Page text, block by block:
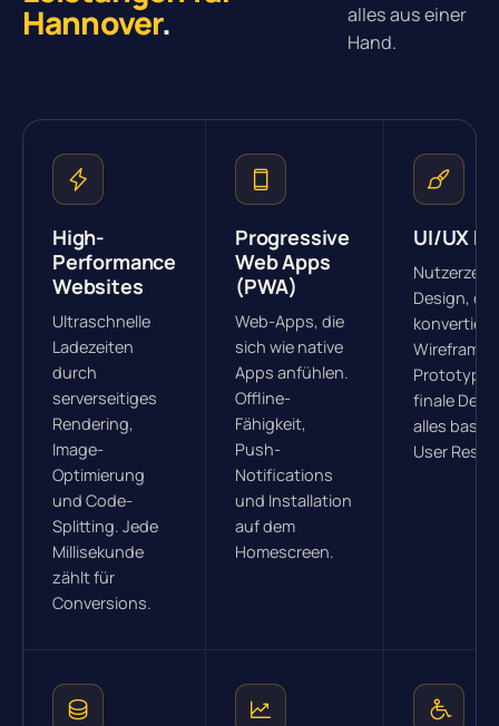
Hannover.
alles aus einer
Hand.
High-
Performance
Websites
Ultraschnelle
Ladezeiten
durch
serverseitiges
Rendering,
Image-
Optimierung
und Code-
Splitting. Jede
Millisekunde
zählt für
Conversions.
Progressive
Web Apps
(PWA)
Web-Apps, die
sich wie native
Apps anfühlen.
Offline-
Fähigkeit,
Push-
Notifications
und Installation
auf dem
Homescreen.
UI/UX
Design,
konvertiert.
finale
alles
User